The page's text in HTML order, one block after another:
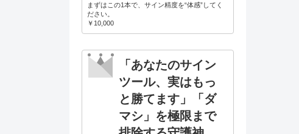
まずはこの1本で、サイン精度を“体感”してく
ださい。
￥10,000
「あなたのサイン
ツール、実はもっ
と勝てます」「ダ
マシ」を極限まで